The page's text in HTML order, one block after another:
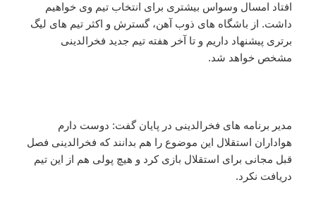
افتاد امسال وسواس بیشتری برای انتخاب تیم وی خواهیم
داشت. از باشگاه های ذوب آهن، گسترش و اکثر تیم های لیگ
برتری پیشنهاد داریم و تا آخر هفته تیم جدید فخرالدینی
مشخص خواهد شد.
مدیر برنامه های فخرالدینی در پایان گفت: دوست دارم
هواداران استقلال این موضوع را هم بدانند که فخرالدینی فصل
قبل مجانی برای استقلال بازی کرد و هیچ پولی هم از این تیم
دریافت نکرد.